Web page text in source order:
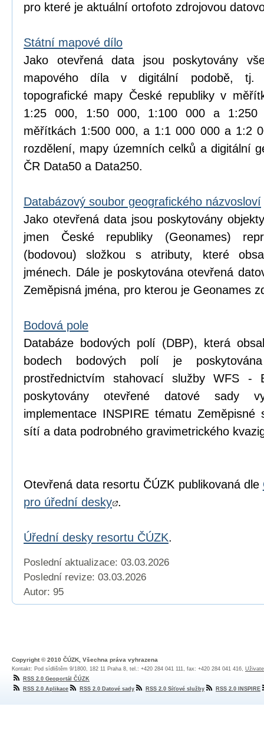
pro které je aktuální ortofoto zdrojovou
Státní mapové dílo
Jako otevřená data jsou poskytovány
mapového díla v digitální podobě, tj.
topografické mapy České republiky v
1:25 000, 1:50 000, 1:100 000 a
měřítkách 1:500 000, a 1:1 000 000 a 1:2
rozdělení, mapy územních celků a digitální
ČR Data50 a Data250.
Databázový soubor geografického názvosloví
Jako otevřená data jsou poskytovány
jmen České republiky (Geonames)
(bodovou) složkou s atributy, které
jménech. Dále je poskytována otevřená
Zeměpisná jména, pro kterou je Geonames
Bodová pole
Databáze bodových polí (DBP), která
bodech bodových polí je
prostřednictvím stahovací služby WFS -
poskytovány otevřené datové sady
implementace INSPIRE tématu Zeměpisné
sítí a data podrobného gravimetrického
Otevřená data resortu ČÚZK publikovaná dle
pro úřední desky .
Úřední desky resortu ČÚZK.
Poslední aktualizace: 03.03.2026
Poslední revize: 03.03.2026
Autor: 95
Copyright © 2010 ČÚZK, Všechna práva vyhrazena
Kontakt: Pod sídlištěm 9/1800, 182 11 Praha 8, tel.: +420 284 041 111, fax: +420 284 041 416,
RSS 2.0 Geoportál ČÚZK
RSS 2.0 Aplikace
RSS 2.0 Datové sady RSS 2.0 Síťové služby RSS 2.0 INSPIRE